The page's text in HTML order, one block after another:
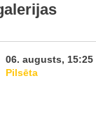
06. augusts, 15:25
Pilsēta